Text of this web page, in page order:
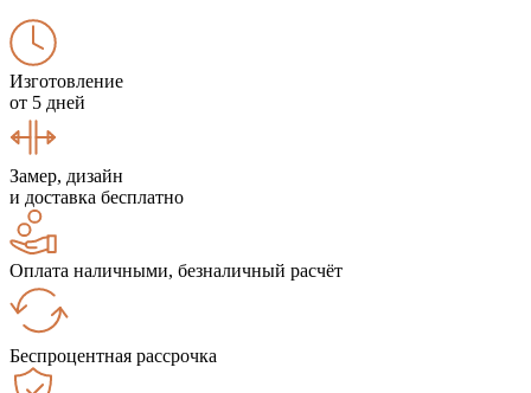
Изготовление
от 5 дней
Замер, дизайн
и доставка бесплатно
Оплата наличными, безналичный расчёт
Беспроцентная рассрочка